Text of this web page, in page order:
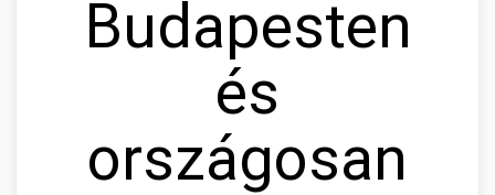
Budapesten
és
országosan